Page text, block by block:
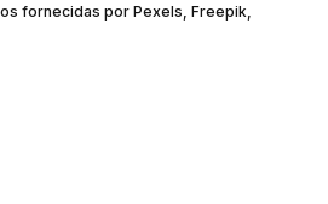
fornecidas por Pexels, Freepik,